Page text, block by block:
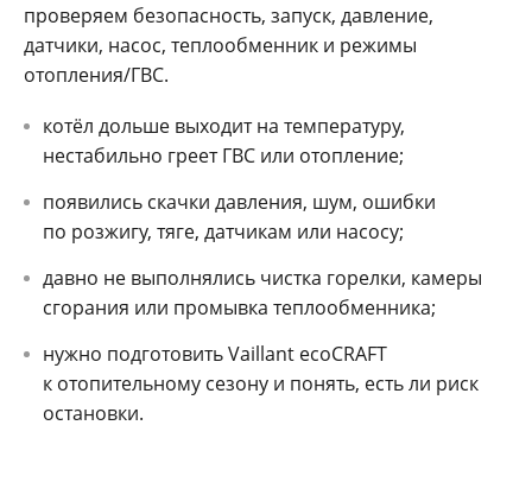
проверяем безопасность, запуск, давление,
датчики, насос, теплообменник и режимы
отопления/ГВС.
котёл дольше выходит на температуру,
нестабильно греет ГВС или отопление;
появились скачки давления, шум, ошибки
по розжигу, тяге, датчикам или насосу;
давно не выполнялись чистка горелки, камеры
сгорания или промывка теплообменника;
нужно подготовить Vaillant ecoCRAFT
к отопительному сезону и понять, есть ли риск
остановки.